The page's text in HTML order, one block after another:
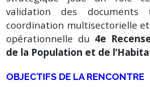
validation des documents
coordination multisectorielle
opérationnelle du 4e
de la Population et de
OBJECTIFS DE LA RENCONTRE